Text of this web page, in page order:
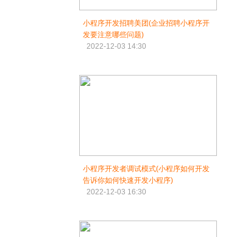
小程序开发招聘美团(企业招聘小程序开
发要注意哪些问题)
2022-12-03 14:30
小程序开发者调试模式(小程序如何开发
告诉你如何快速开发小程序)
2022-12-03 16:30